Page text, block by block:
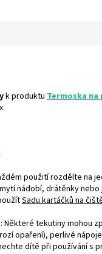
k produktu Termoska na
použití rozdělte na
nádobí, drátěnky
Sadu kartáčků na
: Některé tekutiny mohou
opaření), perlivé
dítě při používání s